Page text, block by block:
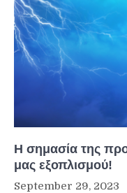
Η σημασία της
μας εξοπλισμού!
September 29, 2023